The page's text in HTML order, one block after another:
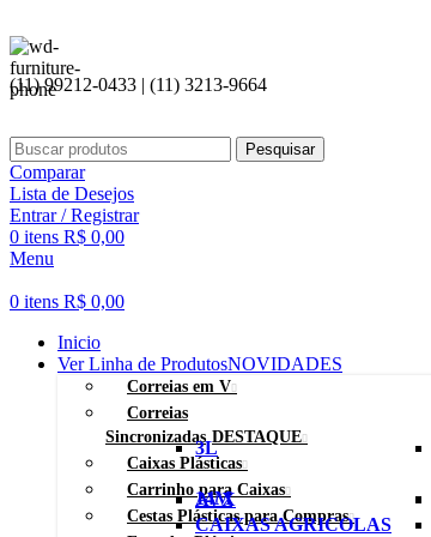
(11) 99212-0433 | (11) 3213-9664
Pesquisar
Comparar
Lista de Desejos
Entrar / Registrar
0 itens R$ 0,00
Menu
0 itens R$ 0,00
Inicio
Ver Linha de ProdutosNOVIDADES
Correias em V
3L
AVX
Correias
Sincronizadas DESTAQUE
14M
Caixas Plásticas
CAIXAS AGRICOLAS
Carrinho para Caixas
Cestas Plásticas para Compras